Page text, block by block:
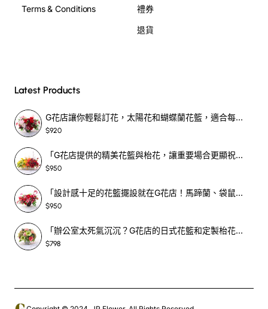
Terms & Conditions 禮券
退貨
Latest Products
G花店讓你輕鬆訂花，太陽花和蝴蝶蘭花籃，適合每個重要時刻！-SF390
$920
「G花店提供的精美花籃與枱花，讓重要場合更顯祝賀與喜悅，適合各種用場！」-SF398
$950
「設計感十足的花籃擺設就在G花店！馬蹄蘭、袋鼠爪、罌粟花，為你的重大場合增光添彩！」-SF209
$950
「辦公室太死氣沉沉？G花店的日式花籃和定製枱花，為你帶來新鮮感！」-SF465
$798